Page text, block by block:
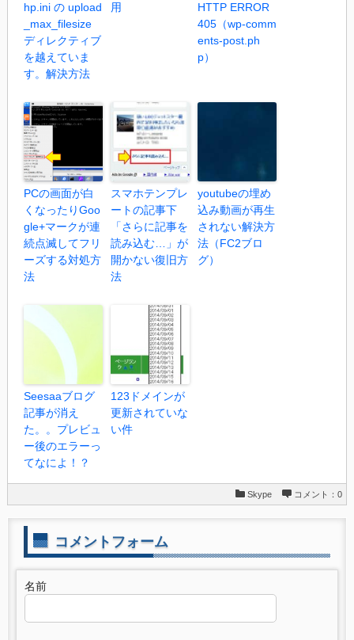
hp.ini の upload
_max_filesize
ディレクティブ
を越えていま
す。解決方法
用
HTTP ERROR
405（wp-comm
ents-post.ph
p）
PCの画面が白
くなったりGoo
gle+マークが連
続点滅してフリ
ーズする対処方
法
スマホテンプレ
ートの記事下
「さらに記事を
読み込む…」が
開かない復旧方
法
youtubeの埋め
込み動画が再生
されない解決方
法（FC2ブロ
グ）
Seesaaブログ
記事が消え
た。。プレビュ
ー後のエラーっ
てなによ！？
123ドメインが
更新されていな
い件
Skype コメント：0
コメントフォーム
名前